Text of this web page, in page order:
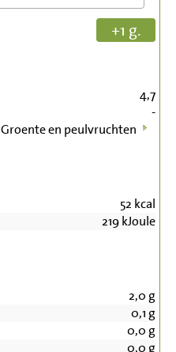
+1 g.
4,7
-
Groente en peulvruchten
52 kcal
219kJoule
2,0 g
0,1 g
0,0 g
0,0 g